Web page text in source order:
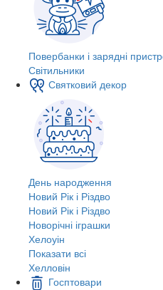
Повербанки і зарядні
Світильники
Святковий декор
День народження
Новий Рік і Різдво
Новий Рік і Різдво
Новорічні іграшки
Хелоуін
Показати всі
Хелловін
Госптовари